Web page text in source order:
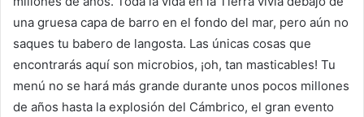
una gruesa capa de barro en el fondo del mar, pero aún no
saques tu babero de langosta. Las únicas cosas que
encontrarás aquí son microbios, ¡oh, tan masticables! Tu
menú no se hará más grande durante unos pocos millones
de años hasta la explosión del Cámbrico, el gran evento